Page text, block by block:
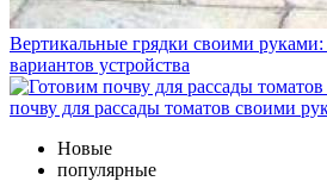
Вертикальные грядки своими руками:
вариантов устройства
почву для рассады томатов своими
Новые
популярные